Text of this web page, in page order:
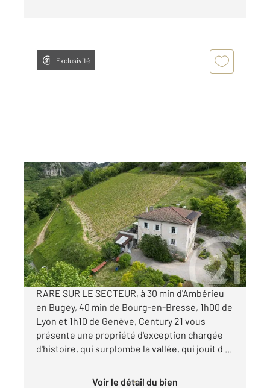
Exclusivité
CERDON 01
268 m2, 9 pièces
Ref : 8677
Maison à vendre
319 000 €
Visiter le site dédié
RARE SUR LE SECTEUR, à 30 min d'Ambérieu
en Bugey, 40 min de Bourg-en-Bresse, 1h00 de
Lyon et 1h10 de Genève, Century 21 vous
présente une propriété d'exception chargée
d'histoire, qui surplombe la vallée, qui jouit d ...
Voir le détail du bien